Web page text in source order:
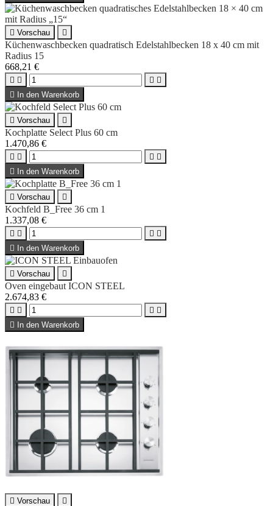
 Vorschau 
Küchenwaschbecken quadratisch Edelstahlbecken 18 x 40 cm mit
Radius 15
668,21 €
   
 In den Warenkorb
 Vorschau 
Kochplatte Select Plus 60 cm
1.470,86 €
   
 In den Warenkorb
 Vorschau 
Kochfeld B_Free 36 cm 1
1.337,08 €
   
 In den Warenkorb
 Vorschau 
Oven eingebaut ICON STEEL
2.674,83 €
   
 In den Warenkorb
 Vorschau 